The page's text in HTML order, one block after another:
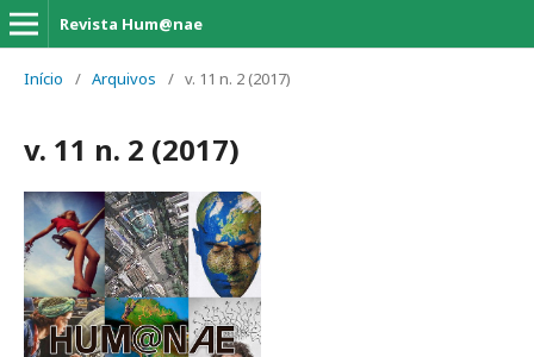
Revista Hum@nae
Início / Arquivos / v. 11 n. 2 (2017)
v. 11 n. 2 (2017)